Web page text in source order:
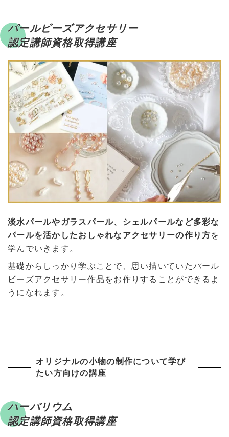
パールビーズアクセサリー
認定講師資格取得講座
淡水パールやガラスパール、シェルパールなど多彩な
パールを活かしたおしゃれなアクセサリーの作り方を
学んでいきます。
基礎からしっかり学ぶことで、思い描いていたパール
ビーズアクセサリー作品をお作りすることができるよ
うになれます。
オリジナルの小物の制作について学び
たい方向けの講座
ハーバリウム
認定講師資格取得講座